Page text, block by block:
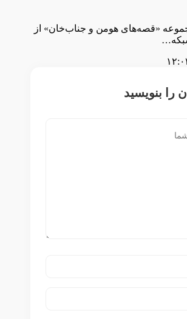
«قصه‌های هومن و جناب‌خان» از
را بنویسید